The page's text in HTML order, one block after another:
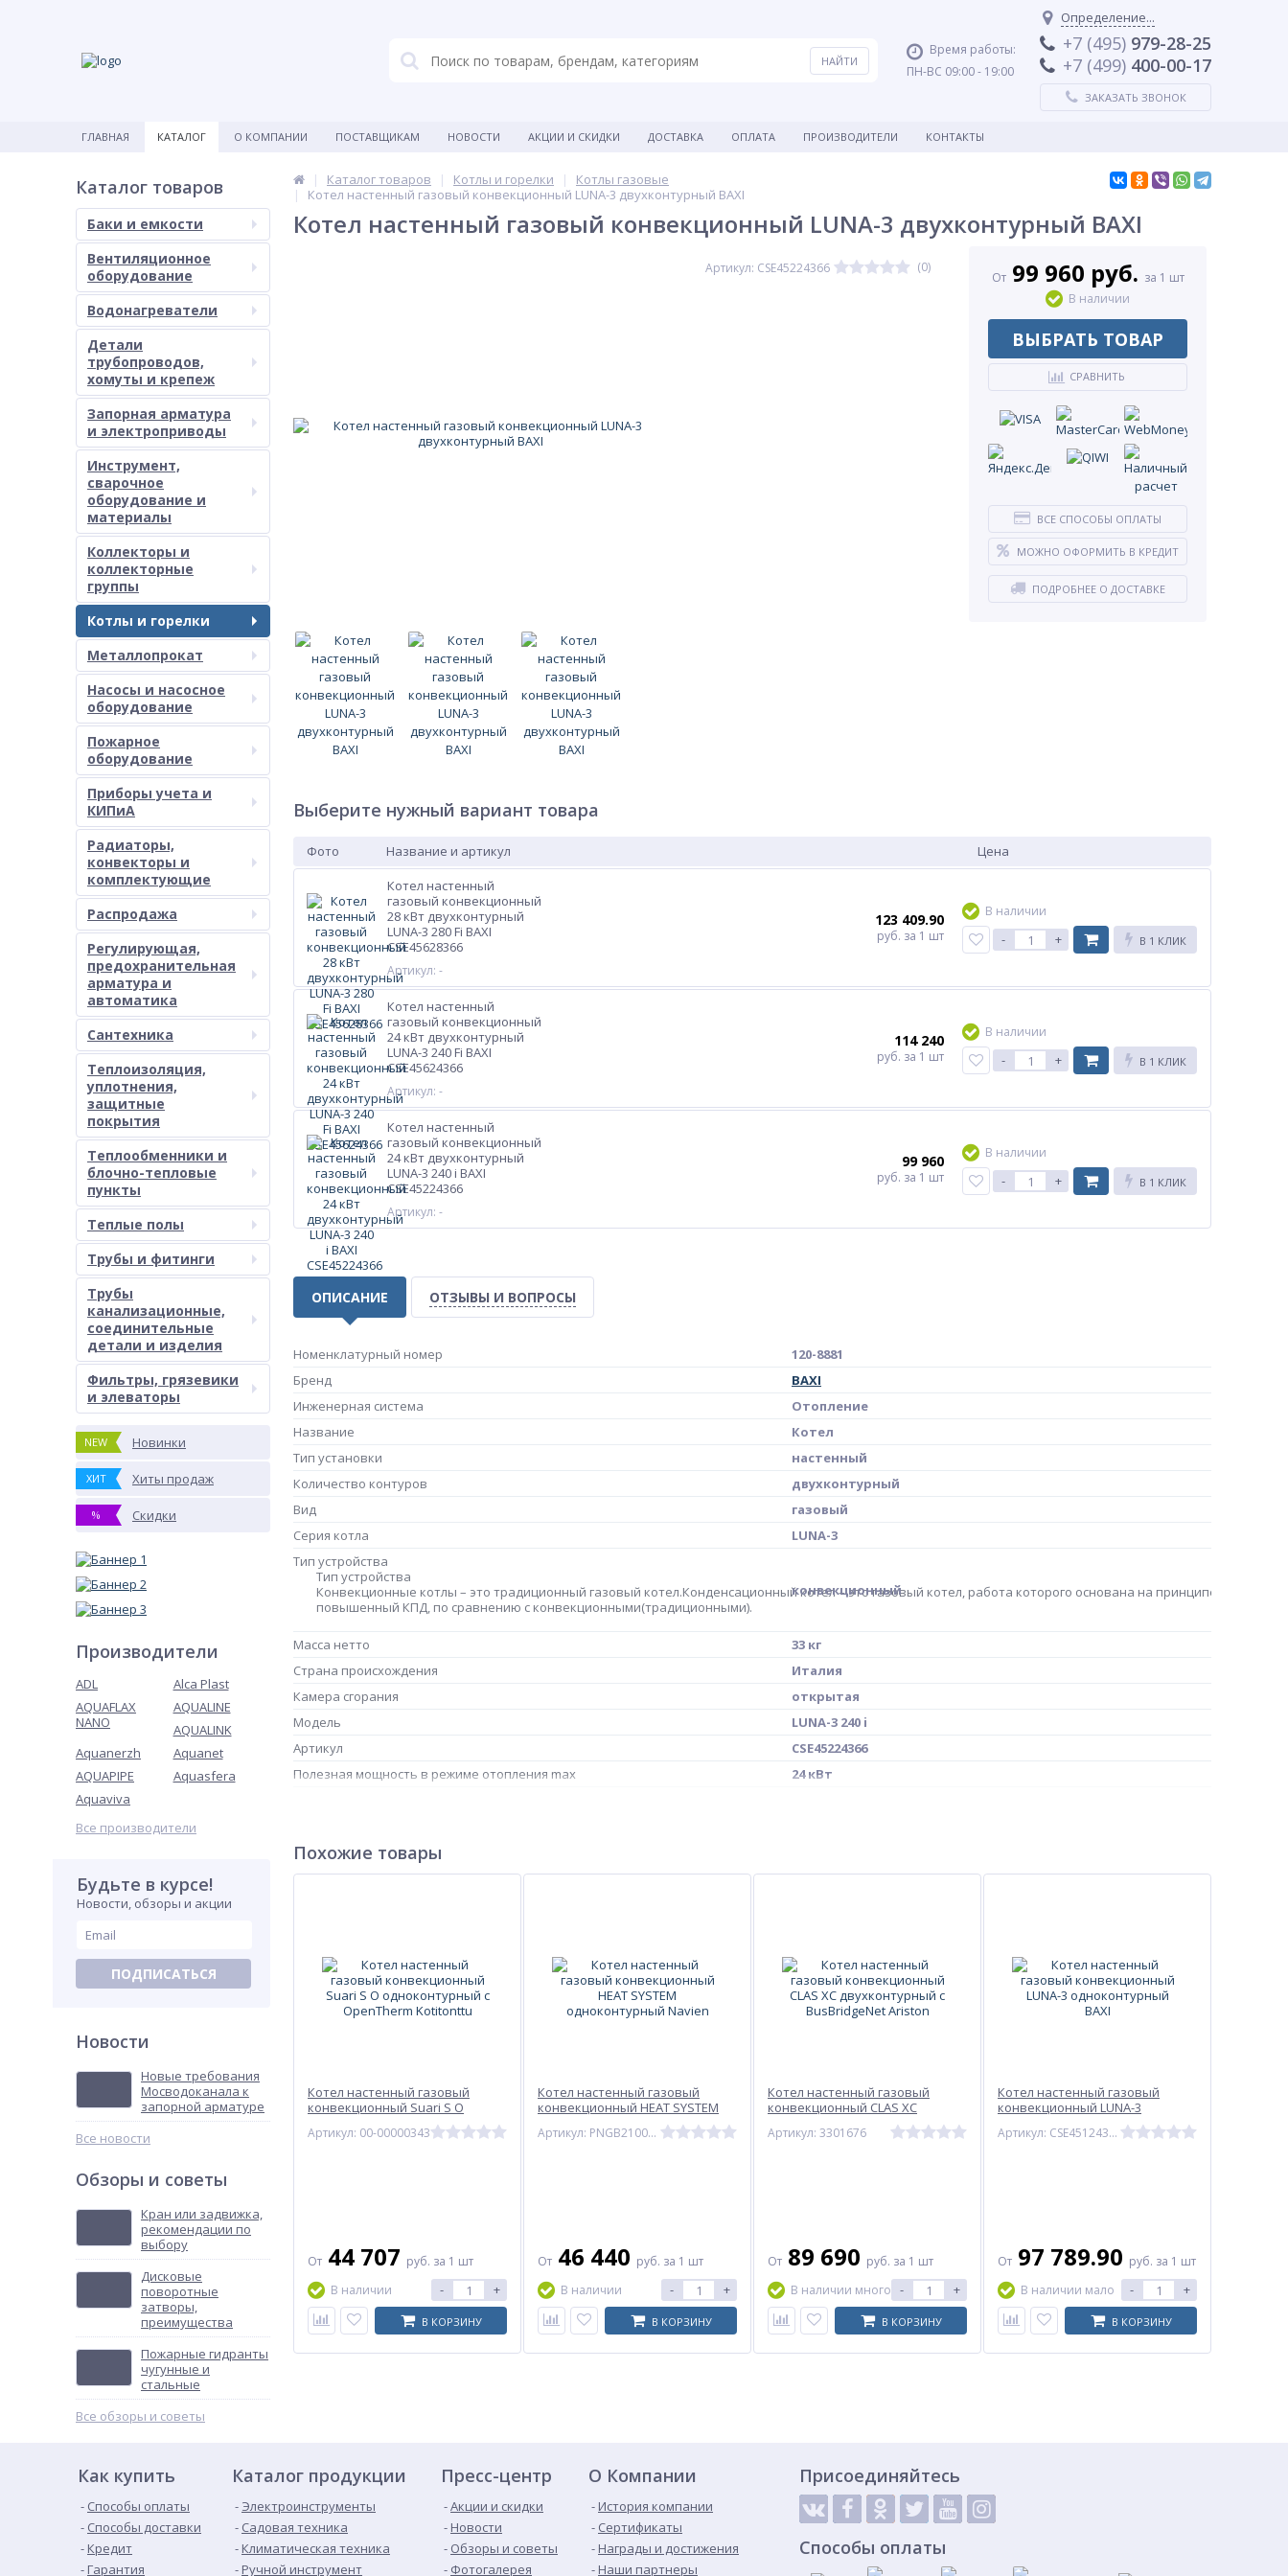
Время работы:
ПН-ВС 09:00 - 19:00
Определение...
+7 (495) 979-28-25
+7 (499) 400-00-17
ЗАКАЗАТЬ ЗВОНОК
ГЛАВНАЯ КАТАЛОГ О КОМПАНИИ ПОСТАВЩИКАМ НОВОСТИ АКЦИИ И СКИДКИ ДОСТАВКА ОПЛАТА ПРОИЗВОДИТЕЛИ КОНТАКТЫ
Каталог товаров
Баки и емкости
Вентиляционное
оборудование
Водонагреватели
Детали
трубопроводов,
хомуты и крепеж
Запорная арматура
и электроприводы
Инструмент,
сварочное
оборудование и
материалы
Коллекторы и
коллекторные
группы
Котлы и горелки
Металлопрокат
Насосы и насосное
оборудование
Пожарное
оборудование
Приборы учета и
КИПиА
Радиаторы,
конвекторы и
комплектующие
Распродажа
Регулирующая,
предохранительная
арматура и
автоматика
Сантехника
Теплоизоляция,
уплотнения,
защитные
покрытия
Теплообменники и
блочно-тепловые
пункты
Теплые полы
Трубы и фитинги
Трубы
канализационные,
соединительные
детали и изделия
Фильтры, грязевики
и элеваторы
NEW Новинки
ХИТ Хиты продаж
% Скидки
Производители
ADL
Alca Plast
AQUAFLAX
NANO
AQUALINE
AQUALINK
Aquanerzh
Aquanet
AQUAPIPE
Aquasfera
Aquaviva
Все производители
Будьте в курсе!
Новости, обзоры и акции
ПОДПИСАТЬСЯ
Новости
Новые требования
Мосводоканала к
запорной арматуре
Все новости
Обзоры и советы
Кран или задвижка,
рекомендации по
выбору
Дисковые
поворотные
затворы,
преимущества
Пожарные гидранты
чугунные и
стальные
Все обзоры и советы
Каталог товаров Котлы и горелки
Котлы газовые
Котел настенный газовый конвекционный LUNA-3 двухконтурный BAXI
Котел настенный газовый конвекционный LUNA-3 двухконтурный BAXI
Артикул: CSE45224366 (0)
От99 960 руб. за 1 шт
В наличии
ВЫБРАТЬ ТОВАР
СРАВНИТЬ
ВСЕ СПОСОБЫ ОПЛАТЫ
МОЖНО ОФОРМИТЬ В КРЕДИТ
ПОДРОБНЕЕ О ДОСТАВКЕ
Выберите нужный вариант товара
Фото Название и артикул
Цена
Котел настенный
газовый конвекционный
28 кВт двухконтурный
LUNA-3 280 Fi BAXI
CSE45628366
Артикул: -
123 409.90
руб. за 1 шт
В наличии
- + В 1 КЛИК
Котел настенный
газовый конвекционный
24 кВт двухконтурный
LUNA-3 240 Fi BAXI
CSE45624366
Артикул: -
114 240
руб. за 1 шт
В наличии
- + В 1 КЛИК
Котел настенный
газовый конвекционный
24 кВт двухконтурный
LUNA-3 240 i BAXI
CSE45224366
Артикул: -
99 960
руб. за 1 шт
В наличии
- + В 1 КЛИК
ОПИСАНИЕ ОТЗЫВЫ И ВОПРОСЫ
Номенклатурный номер
120-8881
Бренд
BAXI
Инженерная система
Отопление
Название
Котел
Тип установки
настенный
Количество контуров
двухконтурный
Вид
газовый
Серия котла
LUNA-3
Тип устройства
Тип устройства
Конвекционные котлы – это традиционный газовый котел.Конденсационный котел – это газовый котел, работа которого основана на принципе
повышенный КПД, по сравнению с конвекционными(традиционными).
конвекционный
Масса нетто
33 кг
Страна происхождения
Италия
Камера сгорания
открытая
Модель
LUNA-3 240 i
Артикул
CSE45224366
Полезная мощность в режиме отопления max
24 кВт
Похожие товары
Котел настенный газовый
конвекционный Suari S O
одноконтурный с OpenTherm
Kotitonttu
Артикул: 00-00000343
От 44 707 руб. за 1 шт
В наличии
- +
В КОРЗИНУ
Котел настенный газовый
конвекционный HEAT SYSTEM
одноконтурный Navien
Артикул: PNGB2100020L002
От 46 440 руб. за 1 шт
В наличии
- +
В КОРЗИНУ
Котел настенный газовый
конвекционный CLAS XC
двухконтурный с BusBridgeNet
Ariston
Артикул: 3301676
От 89 690 руб. за 1 шт
В наличии много - +
В КОРЗИНУ
Котел настенный газовый
конвекционный LUNA-3
Артикул: CSE45124358
От 97 789.90 руб. за 1 шт
В наличии мало
- +
В КОРЗИНУ
Как купить
Способы оплаты
Способы доставки
Кредит
Гарантия
Каталог продукции
Электроинструменты
Садовая техника
Климатическая техника
Ручной инструмент
Пресс-центр
Акции и скидки
Новости
Обзоры и советы
Фотогалерея
О Компании
История компании
Сертификаты
Награды и достижения
Наши партнеры
Присоединяйтесь
Способы оплаты